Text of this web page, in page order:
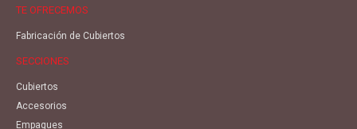
TE OFRECEMOS
Fabricación de Cubiertos
SECCIONES
Cubiertos
Accesorios
Empaques